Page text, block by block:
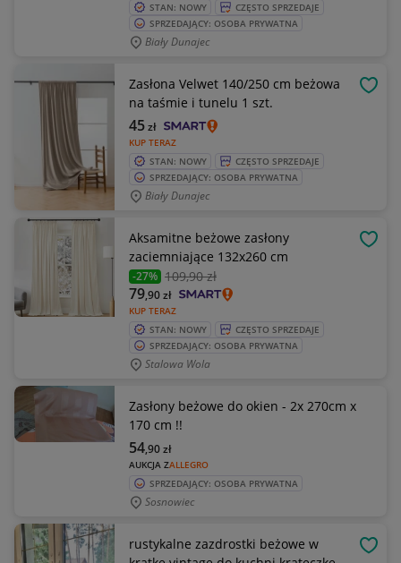
STAN: NOWY
CZĘSTO SPRZEDAJE
SPRZEDAJĄCY: OSOBA PRYWATNA
Biały Dunajec
Zasłona Velwet 140/250 cm beżowa
na taśmie i tunelu 1 szt.
KUP TERAZ
45zł
STAN: NOWY
CZĘSTO SPRZEDAJE
SPRZEDAJĄCY: OSOBA PRYWATNA
Biały Dunajec
Aksamitne beżowe zasłony
zaciemniające 132x260 cm
-27% 109,90 zł
KUP TERAZ
79,90zł
STAN: NOWY
CZĘSTO SPRZEDAJE
SPRZEDAJĄCY: OSOBA PRYWATNA
Stalowa Wola
Zasłony beżowe do okien - 2x 270cm x
170 cm !!
AUKCJA ZALLEGRO
54,90zł
SPRZEDAJĄCY: OSOBA PRYWATNA
Sosnowiec
rustykalne zazdrostki beżowe w